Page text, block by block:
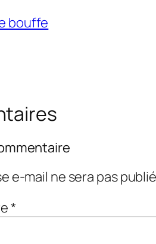
bouffe
e-mail ne sera pas
*